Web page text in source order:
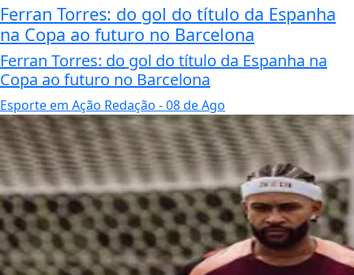
Ferran Torres: do gol do título da Espanha
na Copa ao futuro no Barcelona
Ferran Torres: do gol do título da Espanha na
Copa ao futuro no Barcelona
Esporte em Ação Redação - 08 de Ago